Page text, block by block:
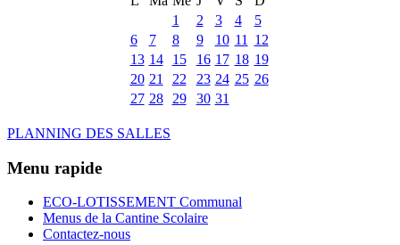
1
2 3 4
5
6
7 8 9 10 11
12
13 14 15 16 17 18 19
20 21 22 23 24 25 26
27 28 29 30 31
PLANNING DES SALLES
Menu rapide
ECO-LOTISSEMENT Communal
Menus de la Cantine Scolaire
Contactez-nous